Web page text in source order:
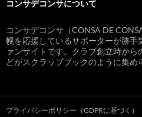
コンサデコンサについて
コンサデコンサ（CONSA DE
幌を応援しているサポーターが勝手
ァンサイトです。クラブ創立時か
どがスクラップブックのように集め
プライバシーポリシー（GDPRに基づく）